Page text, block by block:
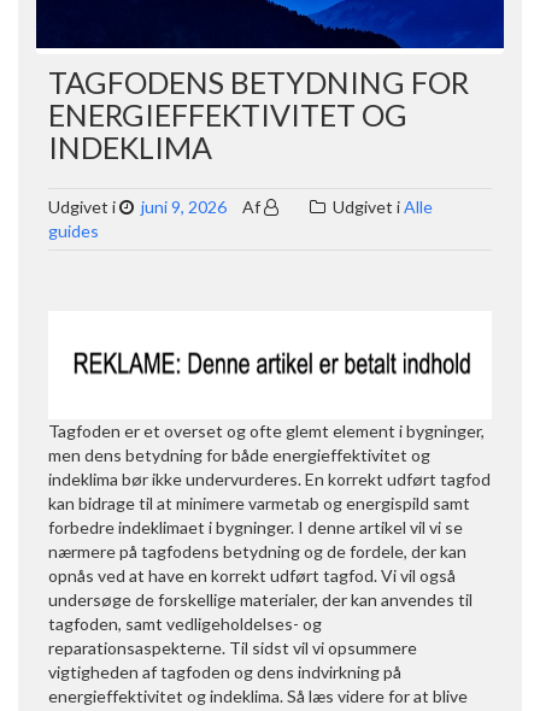
TAGFODENS BETYDNING FOR
ENERGIEFFEKTIVITET OG
INDEKLIMA
Udgivet i juni 9, 2026 Af Udgivet iAlle
guides
Tagfoden er et overset og ofte glemt element i bygninger,
men dens betydning for både energieffektivitet og
indeklima bør ikke undervurderes. En korrekt udført tagfod
kan bidrage til at minimere varmetab og energispild samt
forbedre indeklimaet i bygninger. I denne artikel vil vi se
nærmere på tagfodens betydning og de fordele, der kan
opnås ved at have en korrekt udført tagfod. Vi vil også
undersøge de forskellige materialer, der kan anvendes til
tagfoden, samt vedligeholdelses- og
reparationsaspekterne. Til sidst vil vi opsummere
vigtigheden af tagfoden og dens indvirkning på
energieffektivitet og indeklima. Så læs videre for at blive